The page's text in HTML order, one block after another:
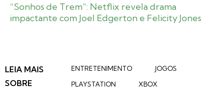
“Sonhos de Trem”: Netflix revela drama
impactante com Joel Edgerton e Felicity Jones
LEIA MAIS
SOBRE
ENTRETENIMENTO
JOGOS
PLAYSTATION
XBOX